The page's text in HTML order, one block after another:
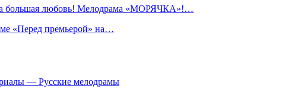
большая любовь! Мелодрама «МОРЯЧКА»!…
«Перед премьерой» на…
— Русские мелодрамы